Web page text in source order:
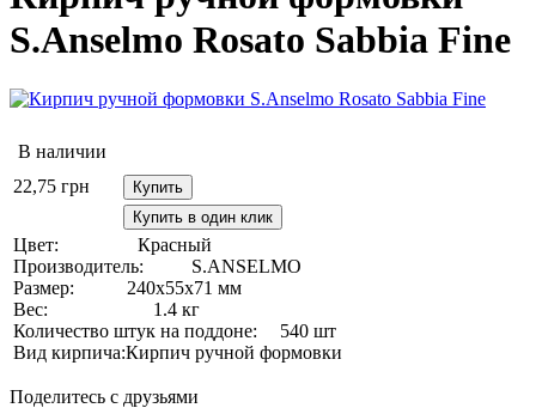
S.Anselmo Rosato Sabbia Fine
В наличии
22,75 грн
Купить
Купить в один клик
Цвет:
Красный
Производитель:
S.ANSELMO
Размер:
240х55х71 мм
Вес:
1.4 кг
Количество штук на поддоне:
540 шт
Вид кирпича:Кирпич ручной формовки
Поделитесь с друзьями